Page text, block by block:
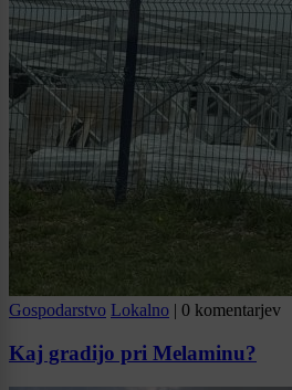
Gospodarstvo Lokalno | 0 komentarjev
Kaj gradijo pri Melaminu?